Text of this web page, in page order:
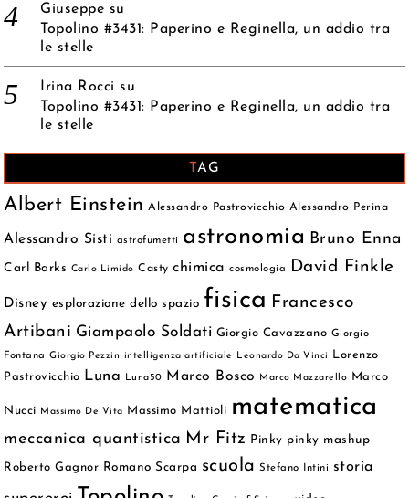
Giuseppe su
Topolino #3431: Paperino e Reginella, un addio tra
le stelle
Irina Rocci su
Topolino #3431: Paperino e Reginella, un addio tra
le stelle
TAG
Albert Einstein Alessandro Pastrovicchio Alessandro Perina
Alessandro Sisti astrofumetti astronomia Bruno Enna
Carl Barks Carlo Limido Casty chimica cosmologia David Finkle
Disney esplorazione dello spazio fisica Francesco
Artibani Giampaolo Soldati Giorgio Cavazzano Giorgio
Fontana Giorgio Pezzin intelligenza artificiale Leonardo Da Vinci
Lorenzo
Pastrovicchio
Luna Luna50 Marco Bosco Marco Mazzarello Marco
Nucci Massimo De Vita Massimo Mattioli matematica
meccanica quantistica Mr Fitz Pinky pinky mashup
Roberto Gagnor Romano Scarpa scuola Stefano Intini storia